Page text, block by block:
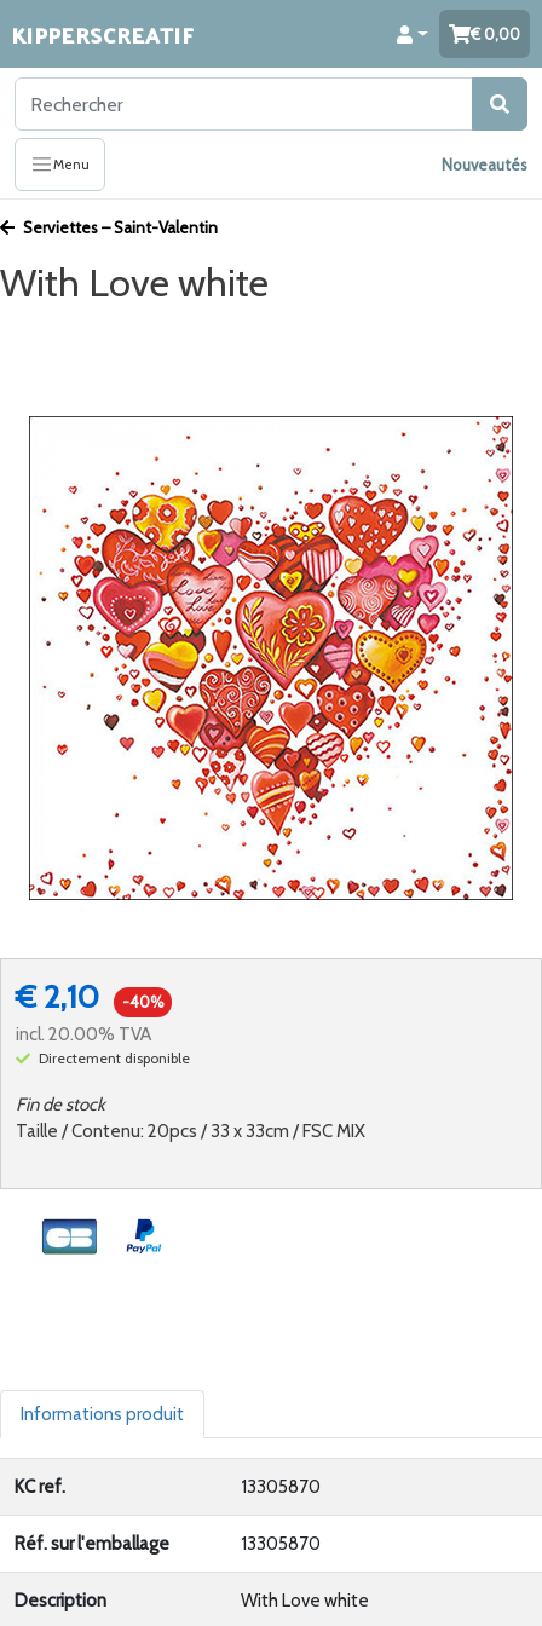
KIPPERSCREATIF 0,00
Menu Nouveautés
Serviettes – Saint-Valentin
With Love white
Taille / Contenu: 20pcs / 33 x 33cm / FSC MIX
Fin de stock
€ 2,10 -40%
incl. 20.00% TVA
Directement disponible
Informations produit
KC ref. 13305870
Réf. sur l'emballage 13305870
Description With Love white